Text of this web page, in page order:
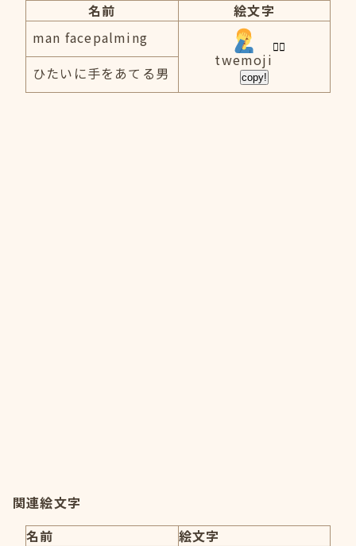
名前
絵文字
man facepalming
twemoji
copy!
ひたいに手をあてる男
関連絵文字
名前
絵文字